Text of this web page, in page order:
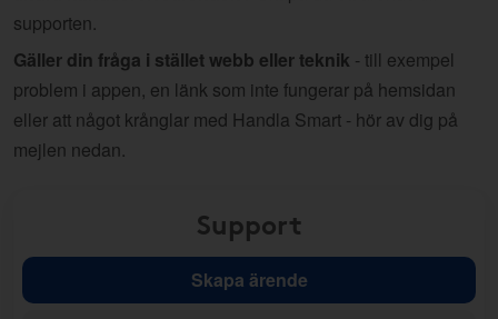
supporten.
Gäller din fråga i stället webb eller teknik - till exempel
problem i appen, en länk som inte fungerar på hemsidan
eller att något krånglar med Handla Smart - hör av dig på
mejlen nedan.
Support
Skapa ärende